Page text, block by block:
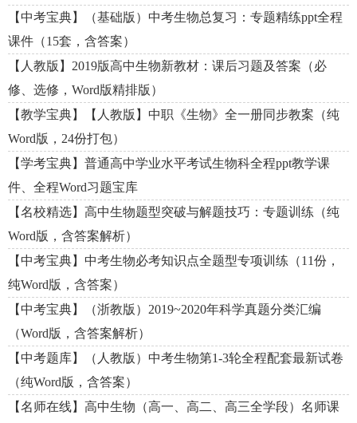
【中考宝典】（基础版）中考生物总复习：专题精练ppt全程
课件（15套，含答案）
【人教版】2019版高中生物新教材：课后习题及答案（必
修、选修，Word版精排版）
【教学宝典】【人教版】中职《生物》全一册同步教案（纯
Word版，24份打包）
【学考宝典】普通高中学业水平考试生物科全程ppt教学课
件、全程Word习题宝库
【名校精选】高中生物题型突破与解题技巧：专题训练（纯
Word版，含答案解析）
【中考宝典】中考生物必考知识点全题型专项训练（11份，
纯Word版，含答案）
【中考宝典】（浙教版）2019~2020年科学真题分类汇编
（Word版，含答案解析）
【中考题库】（人教版）中考生物第1-3轮全程配套最新试卷
（纯Word版，含答案）
【名师在线】高中生物（高一、高二、高三全学段）名师课